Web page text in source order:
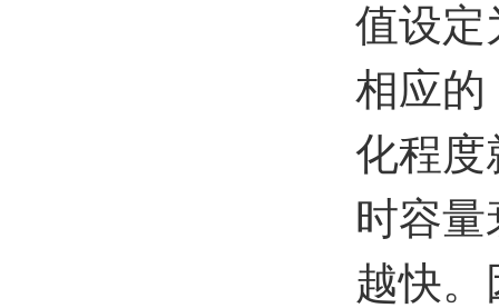
值设定
相应的
化程
时容
越快